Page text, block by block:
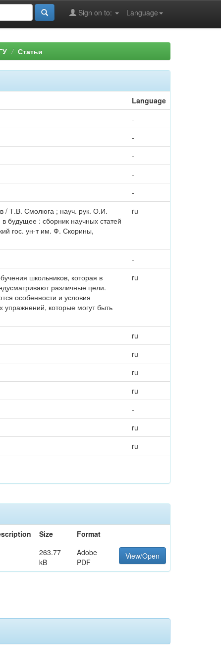
Language
Sign on to:
Статьи
Language
-
-
-
-
-
/ Т.В. Смолюга ; науч. рук. О.И.
будущее : сборник научных статей
гос. ун-т им. Ф. Скорины,
ru
-
школьников, которая в
различные цели.
особенности и условия
которые могут быть
ru
ru
ru
ru
ru
-
ru
ru
Size
Format
263.77
kB
Adobe
PDF
View/Open